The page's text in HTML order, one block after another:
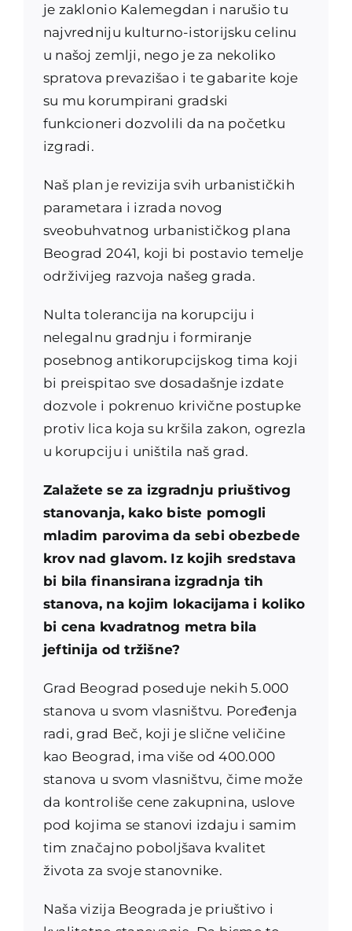
je zaklonio Kalemegdan i narušio tu
najvredniju kulturno-istorijsku celinu
u našoj zemlji, nego je za nekoliko
spratova prevazišao i te gabarite koje
su mu korumpirani gradski
funkcioneri dozvolili da na početku
izgradi.
Naš plan je revizija svih urbanističkih
parametara i izrada novog
sveobuhvatnog urbanističkog plana
Beograd 2041, koji bi postavio temelje
održivijeg razvoja našeg grada.
Nulta tolerancija na korupciju i
nelegalnu gradnju i formiranje
posebnog antikorupcijskog tima koji
bi preispitao sve dosadašnje izdate
dozvole i pokrenuo krivične postupke
protiv lica koja su kršila zakon, ogrezla
u korupciju i uništila naš grad.
Zalažete se za izgradnju priuštivog
stanovanja, kako biste pomogli
mladim parovima da sebi obezbede
krov nad glavom. Iz kojih sredstava
bi bila finansirana izgradnja tih
stanova, na kojim lokacijama i koliko
bi cena kvadratnog metra bila
jeftinija od tržišne?
Grad Beograd poseduje nekih 5.000
stanova u svom vlasništvu. Poređenja
radi, grad Beč, koji je slične veličine
kao Beograd, ima više od 400.000
stanova u svom vlasništvu, čime može
da kontroliše cene zakupnina, uslove
pod kojima se stanovi izdaju i samim
tim značajno poboljšava kvalitet
života za svoje stanovnike.
Naša vizija Beograda je priuštivo i